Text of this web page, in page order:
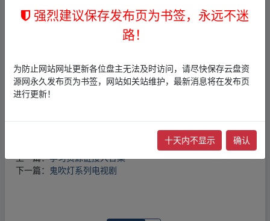
1，本站所有内容均为站内网盘爱好者分享发布的网盘链接
介绍展示帖子，本站不存储任何实质资源数据
。
2，本文内容仅代表作者本人观点，不代表本网站立场，作
3，本文内所有链接指向的云盘网盘资源，其版权归版权方
所有！其实际管理权为帖子发布者所有，本站无法操作相
关资源。
4，如您认为本站任何介绍帖侵犯了您的合法版权，请点击
上一篇：学习资源链接大合集
下一篇： 鬼吹灯系列电视剧
强烈建议保存发布页为书签，永远不迷
路！
为防止网站网址更新各位盘主无法及时访问，请尽快保存云盘资
源网永久发布页为书签，网站如关站维护，最新消息将在发布页
进行更新！
十天内不显示 确认